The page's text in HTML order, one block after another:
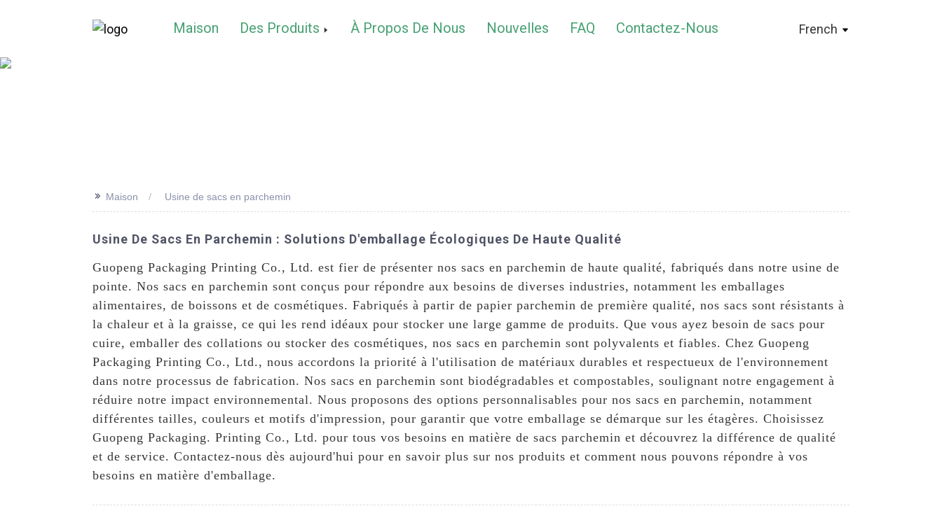
Maison Des Produits À Propos De Nous Nouvelles FAQ Contactez-Nous French
>> Maison Usine de sacs en parchemin
Usine De Sacs En Parchemin : Solutions D'emballage Écologiques De Haute Qualité
Guopeng Packaging Printing Co., Ltd. est fier de présenter nos sacs en parchemin de haute qualité, fabriqués dans notre usine de
pointe. Nos sacs en parchemin sont conçus pour répondre aux besoins de diverses industries, notamment les emballages
alimentaires, de boissons et de cosmétiques. Fabriqués à partir de papier parchemin de première qualité, nos sacs sont résistants à
la chaleur et à la graisse, ce qui les rend idéaux pour stocker une large gamme de produits. Que vous ayez besoin de sacs pour
cuire, emballer des collations ou stocker des cosmétiques, nos sacs en parchemin sont polyvalents et fiables. Chez Guopeng
Packaging Printing Co., Ltd., nous accordons la priorité à l'utilisation de matériaux durables et respectueux de l'environnement
dans notre processus de fabrication. Nos sacs en parchemin sont biodégradables et compostables, soulignant notre engagement à
réduire notre impact environnemental. Nous proposons des options personnalisables pour nos sacs en parchemin, notamment
différentes tailles, couleurs et motifs d'impression, pour garantir que votre emballage se démarque sur les étagères. Choisissez
Guopeng Packaging. Printing Co., Ltd. pour tous vos besoins en matière de sacs parchemin et découvrez la différence de qualité
et de service. Contactez-nous dès aujourd'hui pour en savoir plus sur nos produits et comment nous pouvons répondre à vos
besoins en matière d'emballage.